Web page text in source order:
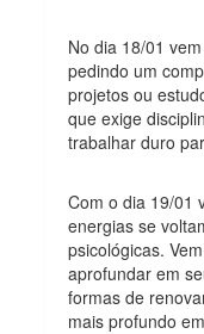
No dia 18/01
pedindo um
projetos ou
que exige
trabalhar duro
Com o dia 19/01
energias se
psicológicas.
aprofundar em
formas de
mais profundo